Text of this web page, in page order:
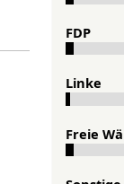
FDP
Lin­ke
Freie